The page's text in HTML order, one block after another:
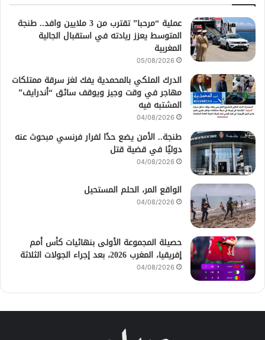
عملية “مرحبا” تقترب من 3 ملايين وافد.. طنجة
المتوسط يعزز ريادته في استقبال الجالية
المغربية
05/08/2026
الدرك الملكي بالمحمدية يفك لغز سرقة ممتلكات
مهاجر في وقت وجيز ويوقف سائق “أندرايف”
المشتبه فيه
04/08/2026
طنجة.. الأمن يضع حدًا لفرار فرنسي مبحوث عنه
دوليًا في قضية قتل
04/08/2026
الواقع المر، الحلم المستحيل
04/08/2026
حصيلة المجموعة الأولى بنهائيات كأس أمم
إفريقيا، المغرب 2026، بعد إجراء الجولات الثلاثة
04/08/2026